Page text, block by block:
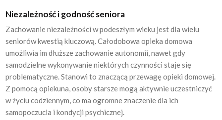
Niezależność i godność seniora
Zachowanie niezależności w podeszłym wieku jest dla wielu
seniorów kwestią kluczową. Całodobowa opieka domowa
umożliwia im dłuższe zachowanie autonomii, nawet gdy
samodzielne wykonywanie niektórych czynności staje się
problematyczne. Stanowi to znaczącą przewagę opieki domowej.
Z pomocą opiekuna, osoby starsze mogą aktywnie uczestniczyć
w życiu codziennym, co ma ogromne znaczenie dla ich
samopoczucia i kondycji psychicznej.